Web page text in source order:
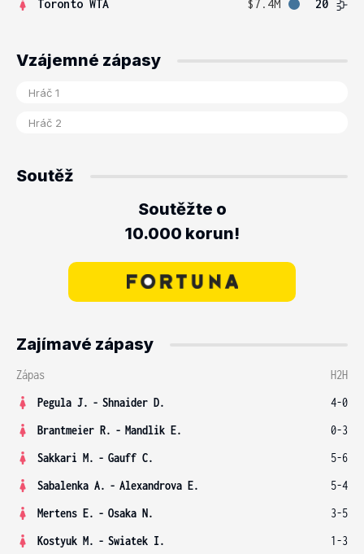
Toronto WTA
$7.4M 20
Vzájemné zápasy
Soutěž
Soutěžte o
10.000 korun!
Zajímavé zápasy
Zápas
H2H
Pegula J. - Shnaider D.
4-0
Brantmeier R. - Mandlik E.
0-3
Sakkari M. - Gauff C.
5-6
Sabalenka A. - Alexandrova E.
5-4
Mertens E. - Osaka N.
3-5
Kostyuk M. - Swiatek I. 1-3